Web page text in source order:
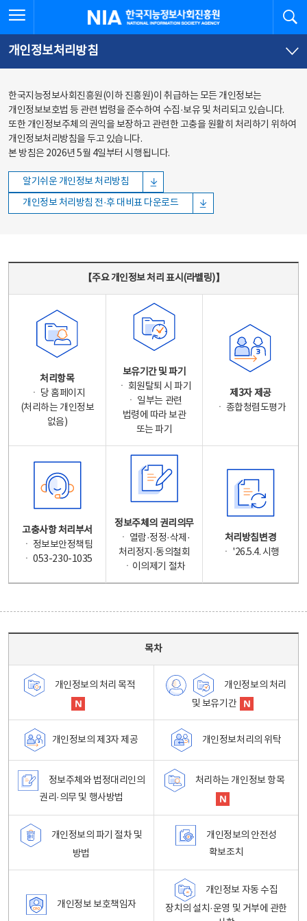
바로가기
바로가기
한국지능정보사회진흥원
개인정보처리방침
한국지능정보사회진흥원(이하 진흥원)이 취급하는 모든 개인정보는
개인정보보호법 등 관련 법령을 준수하여 수집·보유 및 처리되고 있습니다.
또한 개인정보주체의 권익을 보장하고 관련한 고충을 원활히 처리하기 위하여
개인정보처리방침을 두고 있습니다.
본 방침은 2026년 5월 4일부터 시행됩니다.
알기쉬운 개인정보 처리방침
개인정보 처리방침 전·후 대비표 다운로드
【주요 개인정보 처리 표시(라벨링)】
처리항목
ㆍ 당 홈페이지
(처리하는 개인정보
없음)
보유기간 및 파기
ㆍ 회원탈퇴 시 파기
ㆍ 일부는 관련
법령에 따라 보관
또는 파기
제3자 제공
ㆍ 종합청렴도평가
고충사항 처리부서
ㆍ 정보보안정책팀
ㆍ 053-230-1035
정보주체의 권리의무
ㆍ 열람·정정·삭제·
처리정지·동의철회
ㆍ이의제기 절차
처리방침변경
ㆍ '26.5.4. 시행
목차
개인정보의 처리 목적
개인정보의 처리
및 보유기간
개인정보의 제3자 제공 개인정보처리의 위탁
정보주체와 법정대리인의
권리·의무 및 행사방법
처리하는 개인정보 항목
개인정보의 파기 절차 및
방법
개인정보의 안전성
확보조치
개인정보 보호책임자
개인정보 자동 수집
장치의 설치·운영 및 거부에 관한